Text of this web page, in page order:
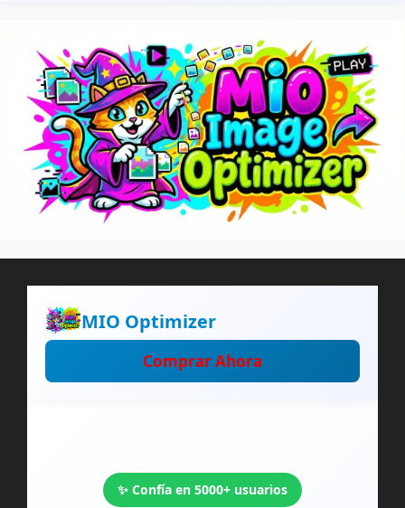
MIO Optimizer
Comprar Ahora
✨ Confía en 5000+ usuarios